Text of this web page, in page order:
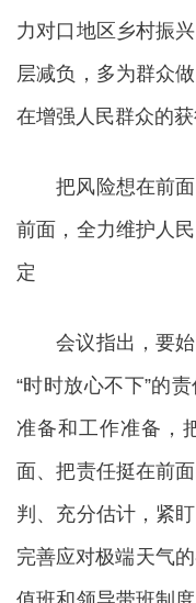
力对口地区乡村振
层减负，多为群众
在增强人民群众的
把风险想在前面
前面，全力维护人
定
会议指出，要始
“时时放心不下”的
准备和工作准备，
面、把责任挺在前
判、充分估计，紧
完善应对极端天气